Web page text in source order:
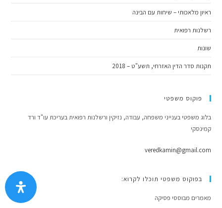
ראיון מלאכותי – שיחות עם הבינה
רשלנות רפואית
שונות
תקנות סדר הדין האזרחי, תשע"ט – 2018
פוקוס משפטי
בלוג משפטי בענייני משפחה, עבודה, נזיקין ורשלנות רפואית בעריכת עו"ד ורד
קמינסקי
veredkamin@gmail.com
בפוקוס משפטי תוכלו לקרוא:
מאמרים מבוססי פסיקה